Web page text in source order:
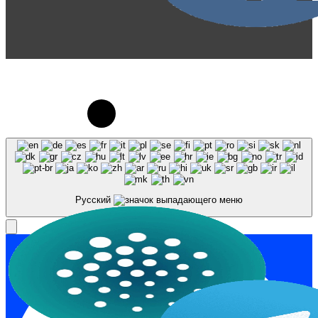
использовании материалов сайта galaktika64.ru
ссылка на источник обязательна.
Русский